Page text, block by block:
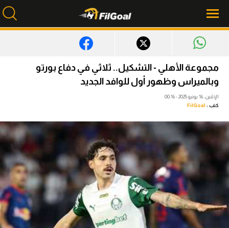
محتوى إخباري
الرئيسية
أخبار
مباريات
فانتازي في الجول
مسابقة التوقعات
فيديوهات
عدسات
مجموعة الأهلي - التشكيل.. ثلاثي في دفاع بورتو
وبالميراس وظهور أول للوافد الجديد
الإثنين، 16 يونيو 2025 - 00:16
كتب : FilGoal